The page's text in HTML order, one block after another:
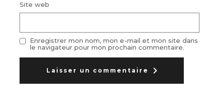
Site web
Enregistrer mon nom, mon e-mail et mon site dans
le navigateur pour mon prochain commentaire.
Laisser un commentaire